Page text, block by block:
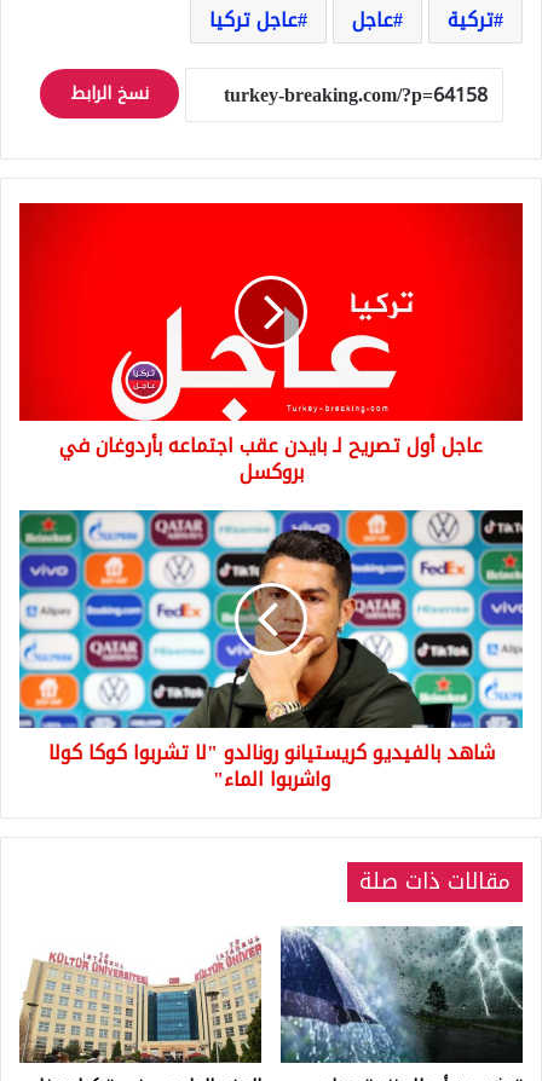
تركية
عاجل عاجل تركيا
نسخ الرابط
في
بروكسلعاجل أول تصريح لـ بايدن عقب اجتماعه بأردوغان في
بروكسل
شاهد
بالفيديو
كريستيانو
رونالدو
"لا
تشربوا
كوكا
كولا
واشربوا
الماء"شاهد بالفيديو كريستيانو رونالدو "لا تشربوا كوكا كولا
واشربوا الماء"
مقالات ذات صلة